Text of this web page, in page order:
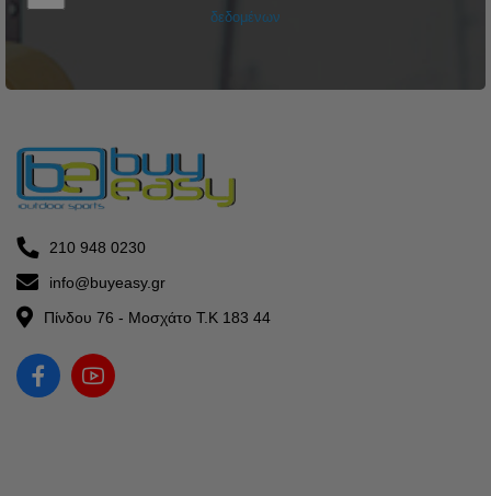
δεδομένων
210 948 0230
info@buyeasy.gr
Πίνδου 76 - Μοσχάτο Τ.Κ 183 44